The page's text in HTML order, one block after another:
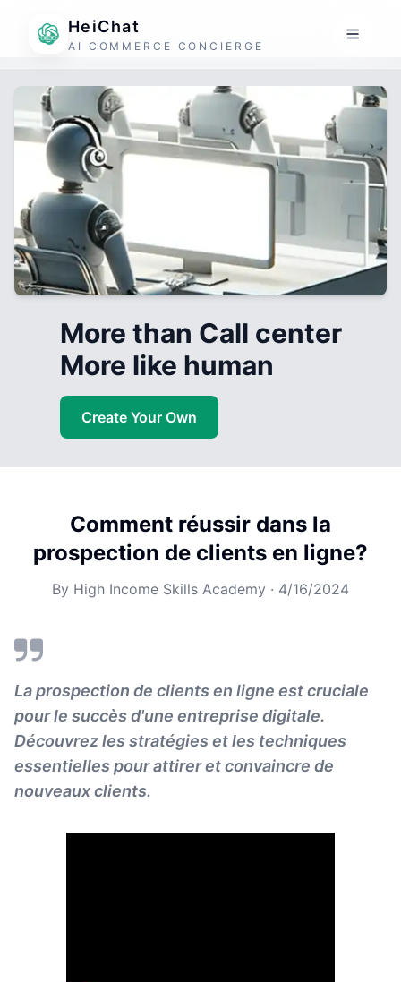
HeiChat
AI COMMERCE CONCIERGE
More than Call center
More like human
Create Your Own
Comment réussir dans la
prospection de clients en ligne?
By High Income Skills Academy · 4/16/2024
La prospection de clients en ligne est cruciale
pour le succès d'une entreprise digitale.
Découvrez les stratégies et les techniques
essentielles pour attirer et convaincre de
nouveaux clients.